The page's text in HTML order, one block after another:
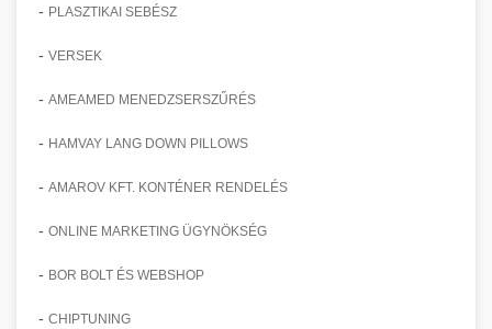
- PLASZTIKAI SEBÉSZ
- VERSEK
- AMEAMED MENEDZSERSZŰRÉS
- HAMVAY LANG DOWN PILLOWS
- AMAROV KFT. KONTÉNER RENDELÉS
- ONLINE MARKETING ÜGYNÖKSÉG
- BOR BOLT ÉS WEBSHOP
- CHIPTUNING